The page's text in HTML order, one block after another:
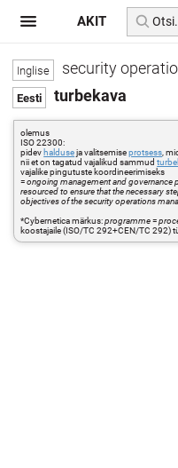
security
turbekava
olemus
ISO 22300:
pidev halduseja valitsemiseprotsess ,
nii et on tagatud vajalikud sammud
vajalike pingutuste koordineerimiseks
=ongoing management and
resourced to ensure that the necessary
objectives of the security operations
*Cybernetica märkus:programme=
koostajaile (ISO/TC 292+CEN/TC 292)
AKIT